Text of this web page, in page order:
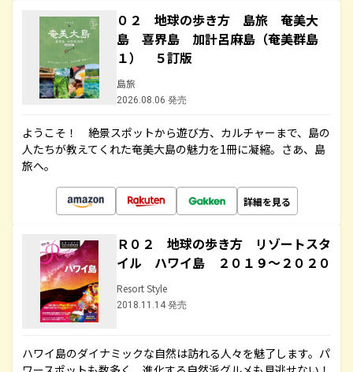
０２ 地球の歩き方 島旅 奄美大
島 喜界島 加計呂麻島（奄美群島
１） ５訂版
島旅
2026.08.06 発売
ようこそ！ 絶景スポットから遊び方、カルチャーまで、島の
人たちが教えてくれた奄美大島の魅力を1冊に凝縮。さあ、島
旅へ。
詳細を見る
Ｒ０２ 地球の歩き方 リゾートスタ
イル ハワイ島 ２０１９～２０２０
Resort Style
2018.11.14 発売
ハワイ島のダイナミックな自然は訪れる人々を魅了します。パ